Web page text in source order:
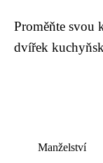
Proměňte svou
dvířek
Manželství